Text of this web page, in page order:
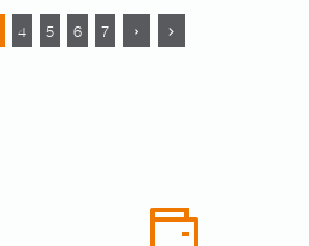
4 5 6 7